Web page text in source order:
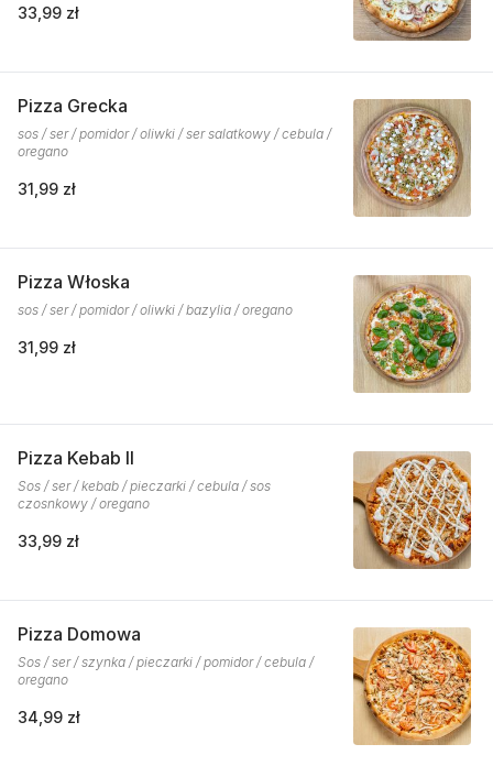
33,99 zł
Pizza Grecka
sos / ser / pomidor / oliwki / ser salatkowy / cebula /
oregano
31,99 zł
Pizza Włoska
sos / ser / pomidor / oliwki / bazylia / oregano
31,99 zł
Pizza Kebab II
Sos / ser / kebab / pieczarki / cebula / sos
czosnkowy / oregano
33,99 zł
Pizza Domowa
Sos / ser / szynka / pieczarki / pomidor / cebula /
oregano
34,99 zł